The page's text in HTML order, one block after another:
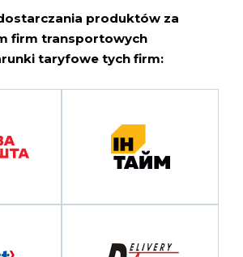
produktów za
firm transportowych
taryfowe tych firm: